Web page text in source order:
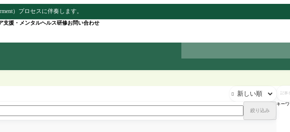
）プロセスに伴奏します。
支援・メンタルヘルス研修お問い合わせ

絞り込み
を
検
キー